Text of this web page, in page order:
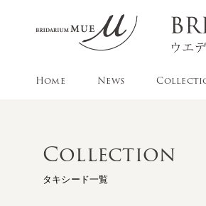
Home News
Collection
タキシード一覧